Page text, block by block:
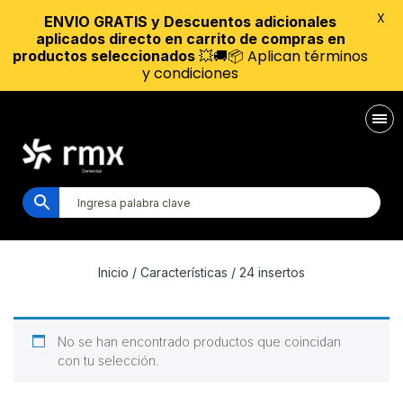
Inicio / Características / 24 insertos
No se han encontrado productos que coincidan
con tu selección.
ENVIO GRATIS y Descuentos adicionales
aplicados directo en carrito de compras en
productos seleccionados 💥🚚📦 Aplican términos
y condiciones
X